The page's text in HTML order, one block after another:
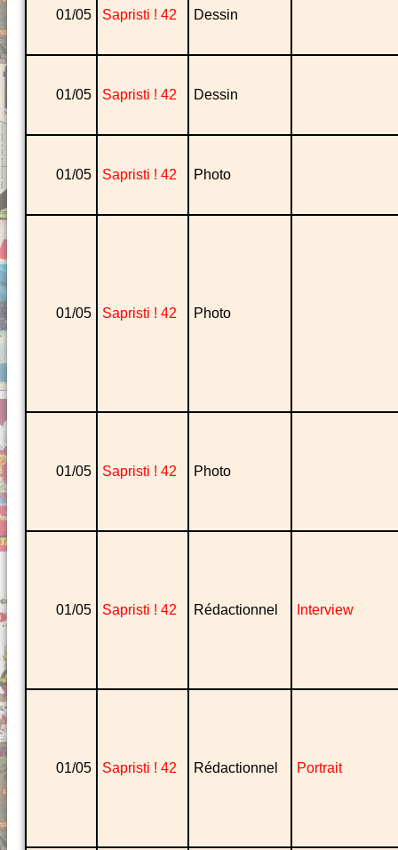
01/05 Sapristi ! 42 Dessin
01/05 Sapristi ! 42 Dessin
01/05 Sapristi ! 42 Photo
01/05 Sapristi ! 42 Photo
01/05 Sapristi ! 42 Photo
01/05 Sapristi ! 42 Rédactionnel Interview
01/05 Sapristi ! 42 Rédactionnel Portrait